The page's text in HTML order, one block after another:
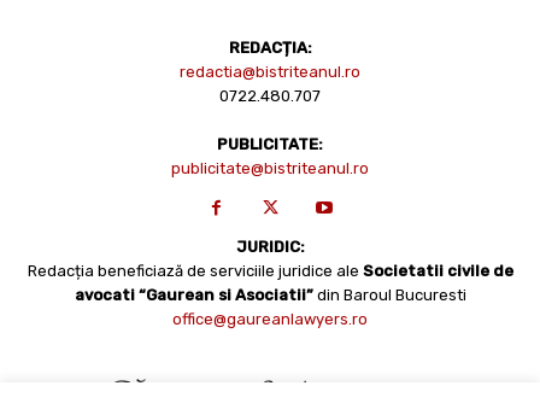
REDACȚIA:
redactia@bistriteanul.ro
0722.480.707
PUBLICITATE:
publicitate@bistriteanul.ro
JURIDIC:
Redacția beneficiază de serviciile juridice ale Societatii civile de
avocati “Gaurean si Asociatii” din Baroul Bucuresti
office@gaureanlawyers.ro